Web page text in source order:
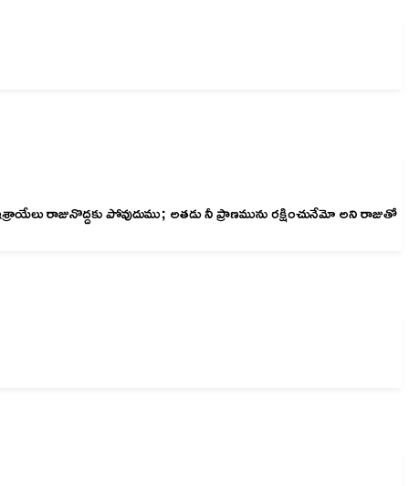
రాజునొద్దకు పోవుదుము; అతడు నీ ప్రాణమును రక్షించునేమో అని రాజుతో